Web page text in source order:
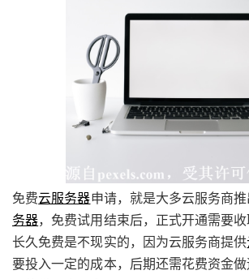
免费云服务器申请，就是大多云服务商
务器，免费试用结束后，正式开通需要收
长久免费是不现实的，因为云服务商提供
要投入一定的成本，后期还需花费资金